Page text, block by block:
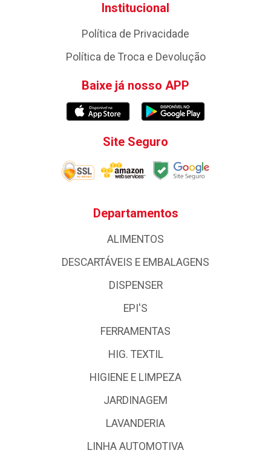
Institucional
Política de Privacidade
Política de Troca e Devolução
Baixe já nosso APP
Site Seguro
Departamentos
ALIMENTOS
DESCARTÁVEIS E EMBALAGENS
DISPENSER
EPI'S
FERRAMENTAS
HIG. TEXTIL
HIGIENE E LIMPEZA
JARDINAGEM
LAVANDERIA
LINHA AUTOMOTIVA